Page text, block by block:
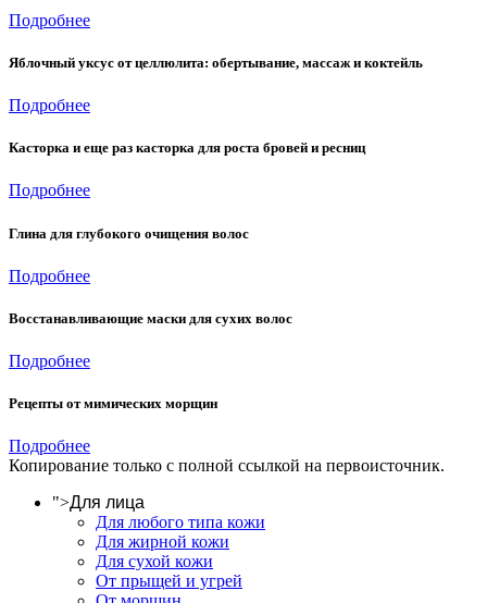
Подробнее
Яблочный уксус от целлюлита: обертывание, массаж и коктейль
Подробнее
Касторка и еще раз касторка для роста бровей и ресниц
Подробнее
Глина для глубокого очищения волос
Подробнее
Восстанавливающие маски для сухих волос
Подробнее
Рецепты от мимических морщин
Подробнее
Копирование только с полной ссылкой на первоисточник.
">Для лица
Для любого типа кожи
Для жирной кожи
Для сухой кожи
От прыщей и угрей